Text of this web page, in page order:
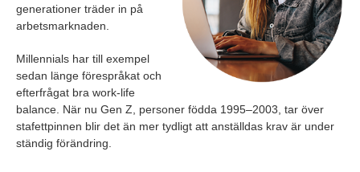
generationer träder in på
arbetsmarknaden.
Millennials har till exempel
sedan länge förespråkat och
efterfrågat bra work-life
balance. När nu Gen Z, personer födda 1995–2003, tar över
stafettpinnen blir det än mer tydligt att anställdas krav är under
ständig förändring.